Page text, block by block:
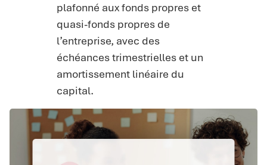
plafonné aux fonds propres et
quasi-fonds propres de
l’entreprise, avec des
échéances trimestrielles et un
amortissement linéaire du
capital.